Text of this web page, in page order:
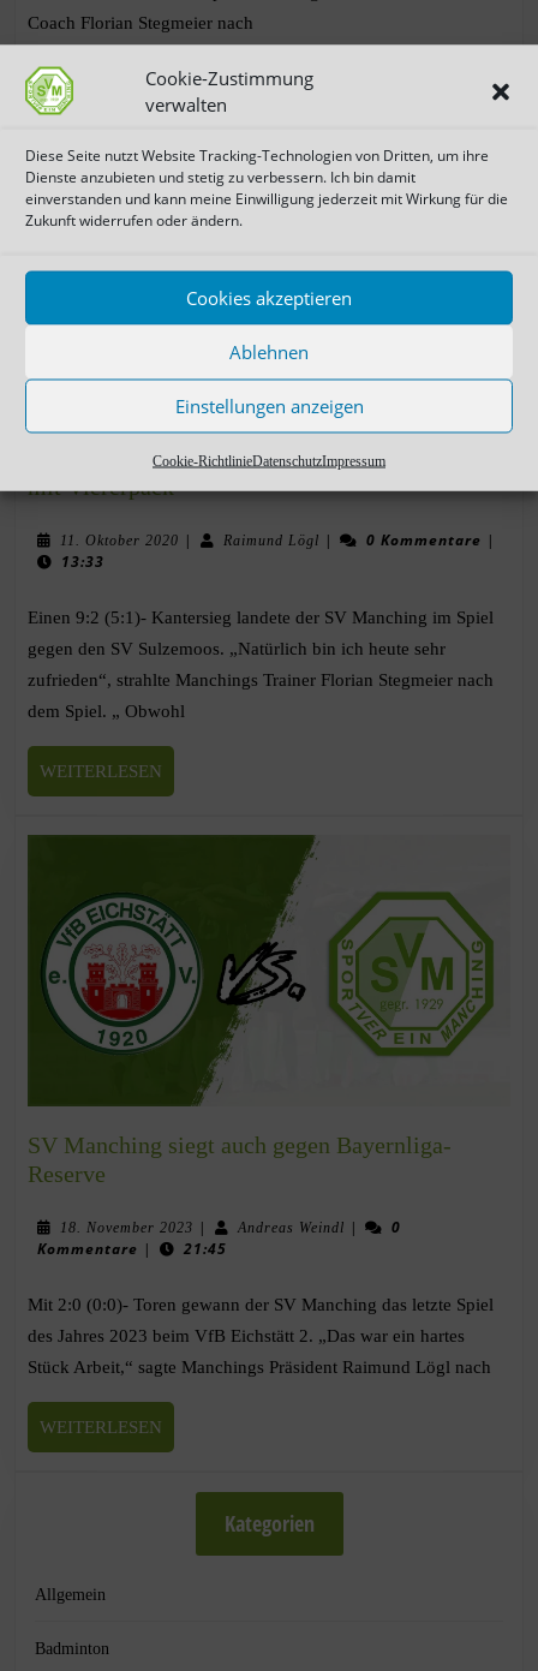
Cookie-Zustimmung
verwalten
Diese Seite nutzt Website Tracking-Technologien von Dritten, um ihre
Dienste anzubieten und stetig zu verbessern. Ich bin damit
einverstanden und kann meine Einwilligung jederzeit mit Wirkung für die
Zukunft widerrufen oder ändern.
Cookies akzeptieren
Ablehnen
Einstellungen anzeigen
Cookie-RichtlinieDatenschutzImpressum
Coach Florian Stegmeier nach
WEITERLESEN
SV Manching fertigt Sulzemoos ab – Vollnhals
mit Viererpack
11. Oktober 2020 | Raimund Lögl | 0 Kommentare |
13:33
Einen 9:2 (5:1)- Kantersieg landete der SV Manching im Spiel
gegen den SV Sulzemoos. „Natürlich bin ich heute sehr
zufrieden“, strahlte Manchings Trainer Florian Stegmeier nach
dem Spiel. „ Obwohl
WEITERLESEN
SV Manching siegt auch gegen Bayernliga-
Reserve
18. November 2023 | Andreas Weindl |
0
Kommentare | 21:45
Mit 2:0 (0:0)- Toren gewann der SV Manching das letzte Spiel
des Jahres 2023 beim VfB Eichstätt 2. „Das war ein hartes
Stück Arbeit,“ sagte Manchings Präsident Raimund Lögl nach
WEITERLESEN
Kategorien
Allgemein
Badminton